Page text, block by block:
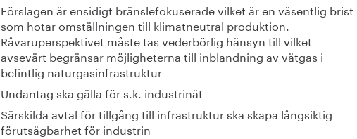
Förslagen är ensidigt bränslefokuserade vilket är en väsentlig brist
som hotar omställningen till klimatneutral produktion.
Råvaruperspektivet måste tas vederbörlig hänsyn till vilket
avsevärt begränsar möjligheterna till inblandning av vätgas i
befintlig naturgasinfrastruktur
Undantag ska gälla för s.k. industrinät
Särskilda avtal för tillgång till infrastruktur ska skapa långsiktig
förutsägbarhet för industrin